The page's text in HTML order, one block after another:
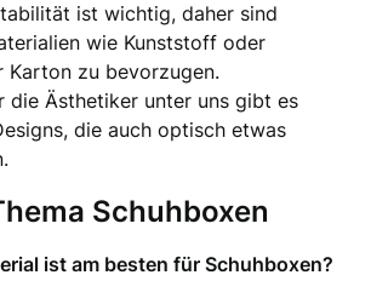
ist wichtig, daher sind
wie Kunststoff oder
Karton zu bevorzugen.
die Ästhetiker unter uns gibt es
die auch optisch etwas
Schuhboxen
ist am besten für Schuhboxen?